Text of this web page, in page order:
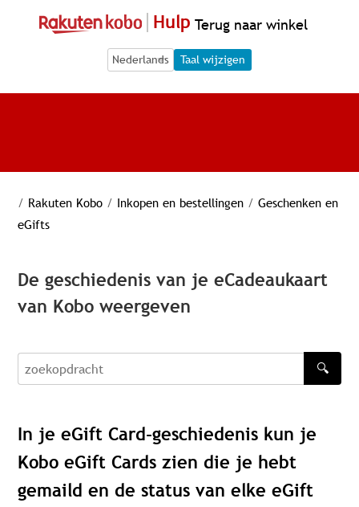
Hulp Terug naar winkel
Language Selection
Language Selection
Taal wijzigen
/ Rakuten Kobo / Inkopen en bestellingen / Geschenken en
eGifts
De geschiedenis van je eCadeaukaart
van Kobo weergeven
zoekopdracht
🔍
In je eGift Card-geschiedenis kun je
Kobo eGift Cards zien die je hebt
gemaild en de status van elke eGift